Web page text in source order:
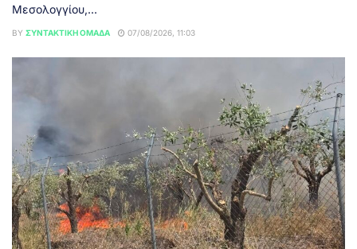
Μεσολογγίου,...
BY ΣΥΝΤΑΚΤΙΚΉ ΟΜΆΔΑ 07/08/2026, 11:03